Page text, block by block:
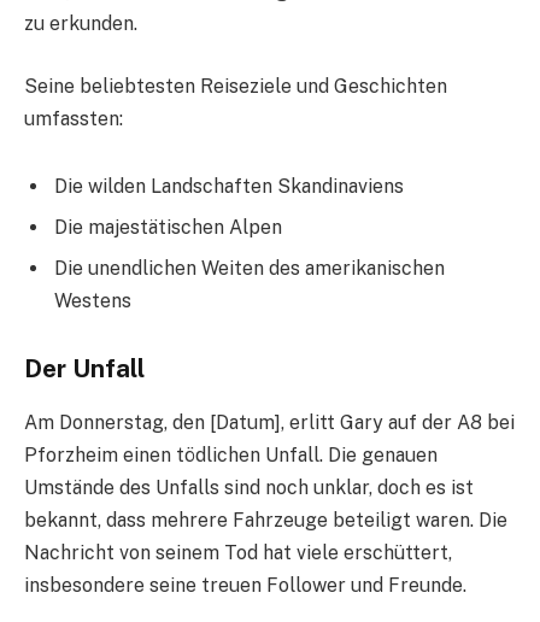
zu erkunden.
Seine beliebtesten Reiseziele und Geschichten
umfassten:
Die wilden Landschaften Skandinaviens
Die majestätischen Alpen
Die unendlichen Weiten des amerikanischen
Westens
Der Unfall
Am Donnerstag, den [Datum], erlitt Gary auf der A8 bei
Pforzheim einen tödlichen Unfall. Die genauen
Umstände des Unfalls sind noch unklar, doch es ist
bekannt, dass mehrere Fahrzeuge beteiligt waren. Die
Nachricht von seinem Tod hat viele erschüttert,
insbesondere seine treuen Follower und Freunde.